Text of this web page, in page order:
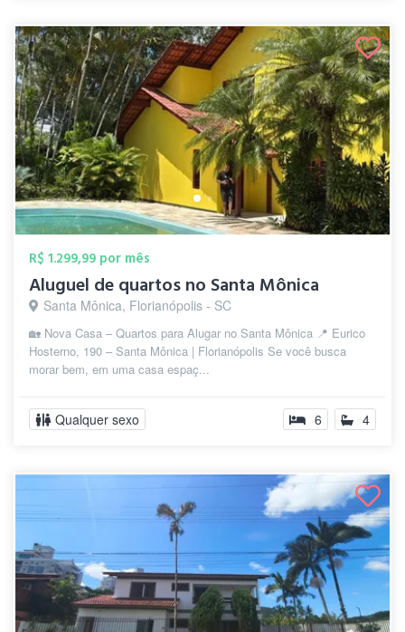
R$ 1.299,99 por mês
Aluguel de quartos no Santa Mônica
Santa Mônica, Florianópolis - SC
🏡 Nova Casa – Quartos para Alugar no Santa Mônica 📍 Eurico
Hosterno, 190 – Santa Mônica | Florianópolis Se você busca
morar bem, em uma casa espaç...
Qualquer sexo 6 4